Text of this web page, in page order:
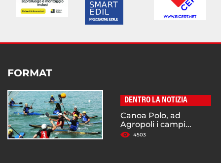
FORMAT
DENTRO LA NOTIZIA
Canoa Polo, ad
Agropoli i campi...
4503